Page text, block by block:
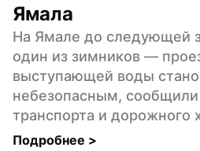
Ямала
На Ямале до следующей
один из зимников —
выступающей воды
небезопасным,
транспорта и дорожного
Подробнее >